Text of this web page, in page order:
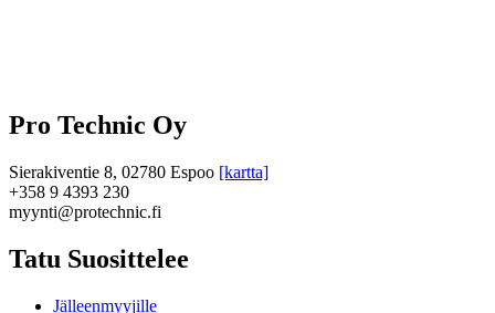
Pro Technic Oy
Sierakiventie 8, 02780 Espoo [kartta]
+358 9 4393 230
myynti@protechnic.fi
Tatu Suosittelee
Jälleenmyyjille